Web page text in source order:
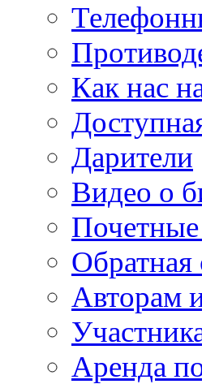
Как нас
Дарители
Видео о
Почетные
Обратная
Авторам
Аренда